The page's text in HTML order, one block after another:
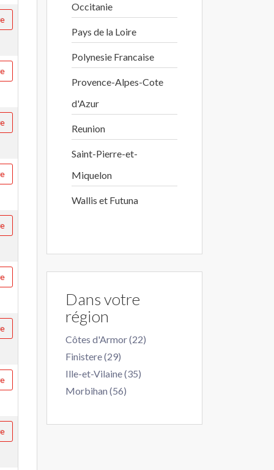
Occitanie
Pays de la Loire
Polynesie Francaise
Provence-Alpes-Cote
d'Azur
Reunion
Saint-Pierre-et-
Miquelon
Wallis et Futuna
Dans votre
région
Côtes d'Armor (22)
Finistere (29)
Ille-et-Vilaine (35)
Morbihan (56)